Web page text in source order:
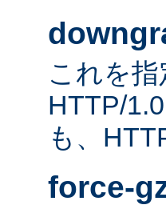
これを
HTTP/
も、
force-